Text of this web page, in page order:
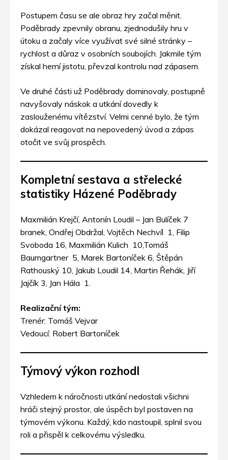
Postupem času se ale obraz hry začal měnit.
Poděbrady zpevnily obranu, zjednodušily hru v
útoku a začaly více využívat své silné stránky –
rychlost a důraz v osobních soubojích. Jakmile tým
získal herní jistotu, převzal kontrolu nad zápasem.
Ve druhé části už Poděbrady dominovaly, postupně
navyšovaly náskok a utkání dovedly k
zaslouženému vítězství. Velmi cenné bylo, že tým
dokázal reagovat na nepovedený úvod a zápas
otočit ve svůj prospěch.
Kompletní sestava a střelecké
statistiky Házené Poděbrady
Maxmilián Krejčí, Antonín Loudil – Jan Bulíček 7
branek, Ondřej Obdržal, Vojtěch Nechvíl 1, Filip
Svoboda 16, Maxmilián Kulich 10,Tomáš
Baumgartner 5, Marek Bartoníček 6, Štěpán
Rathouský 10, Jakub Loudil 14, Martin Řehák, Jiří
Jajčík 3, Jan Hála 1.
Realizační tým:
Trenér: Tomáš Vejvar
Vedoucí: Robert Bartoníček
Týmový výkon rozhodl
Vzhledem k náročnosti utkání nedostali všichni
hráči stejný prostor, ale úspěch byl postaven na
týmovém výkonu. Každý, kdo nastoupil, splnil svou
roli a přispěl k celkovému výsledku.